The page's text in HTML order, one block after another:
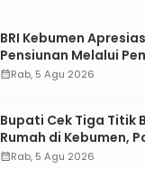
BRI Kebumen
Pensiunan Melalui
Kesehatan Gratis
calendar_monthRab, 5 Agu 2026
Bupati Cek Tiga Titik
Rumah di Kebumen,
Hunian Layak bagi
calendar_monthRab, 5 Agu 2026